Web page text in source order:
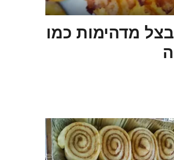
מדהימות כמו